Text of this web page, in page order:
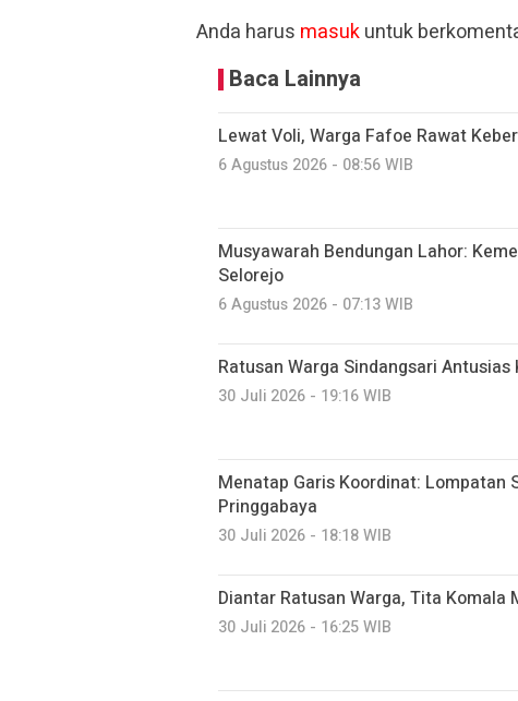
Anda harus masukuntuk
Baca Lainnya
Lewat Voli, Warga Fafoe Rawat
6 Agustus 2026 - 08:56 WIB
Musyawarah Bendungan Lahor:
Selorejo
6 Agustus 2026 - 07:13 WIB
Ratusan Warga Sindangsari
30 Juli 2026 - 19:16 WIB
Menatap Garis Koordinat: Lompatan
Pringgabaya
30 Juli 2026 - 18:18 WIB
Diantar Ratusan Warga, Tita Komala
30 Juli 2026 - 16:25 WIB